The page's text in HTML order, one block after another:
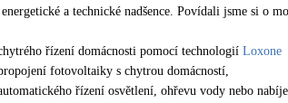
a technické nadšence. Povídali jsme si o
řízení domácnosti pomocí technologií Loxone
fotovoltaiky s chytrou domácností,
řízení osvětlení, ohřevu vody nebo